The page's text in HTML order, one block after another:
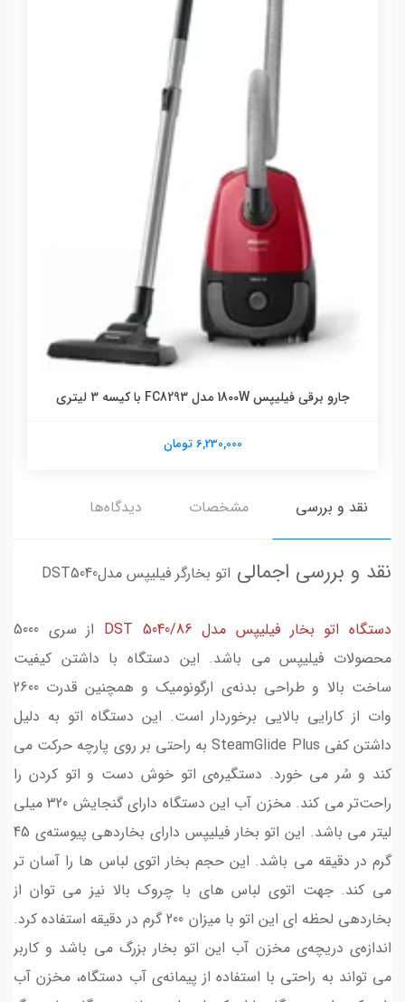
جارو برقی فیلیپس 1800W مدل FC8293 با کیسه 3 لیتری
6,230,000 تومان
نقد و بررسی مشخصات دیدگاه‌ها
نقد و بررسی اجمالی اتو بخارگر فیلیپس مدلDST5040
دستگاه اتو بخار فیلیپس مدل DST 5040/86
از سری 5000
محصولات فیلیپس می باشد. این دستگاه با داشتن کیفیت
ساخت بالا و طراحی بدنه‌ی ارگونومیک و همچنین قدرت 2600
وات از کارایی بالایی برخوردار است. این دستگاه اتو به دلیل
داشتن کفی SteamGlide Plus به راحتی بر روی پارچه حرکت می
کند و سُر می خورد. دستگیره‌ی اتو خوش دست و اتو کردن را
راحت‌تر می کند. مخزن آب این دستگاه دارای گنجایش 320 میلی
لیتر می باشد. این اتو بخار فیلیپس دارای بخاردهی پیوسته‌ی 45
گرم در دقیقه می باشد. این حجم بخار اتوی لباس ها را آسان تر
می کند. جهت اتوی لباس های با چروک بالا نیز می توان از
بخاردهی لحظه ای این اتو با میزان 200 گرم در دقیقه استفاده کرد.
اندازه‌ی دریچه‌ی مخزن آب این اتو بخار بزرگ می باشد و کاربر
می تواند به راحتی با استفاده از پیمانه‌ی آب دستگاه، مخزن آب